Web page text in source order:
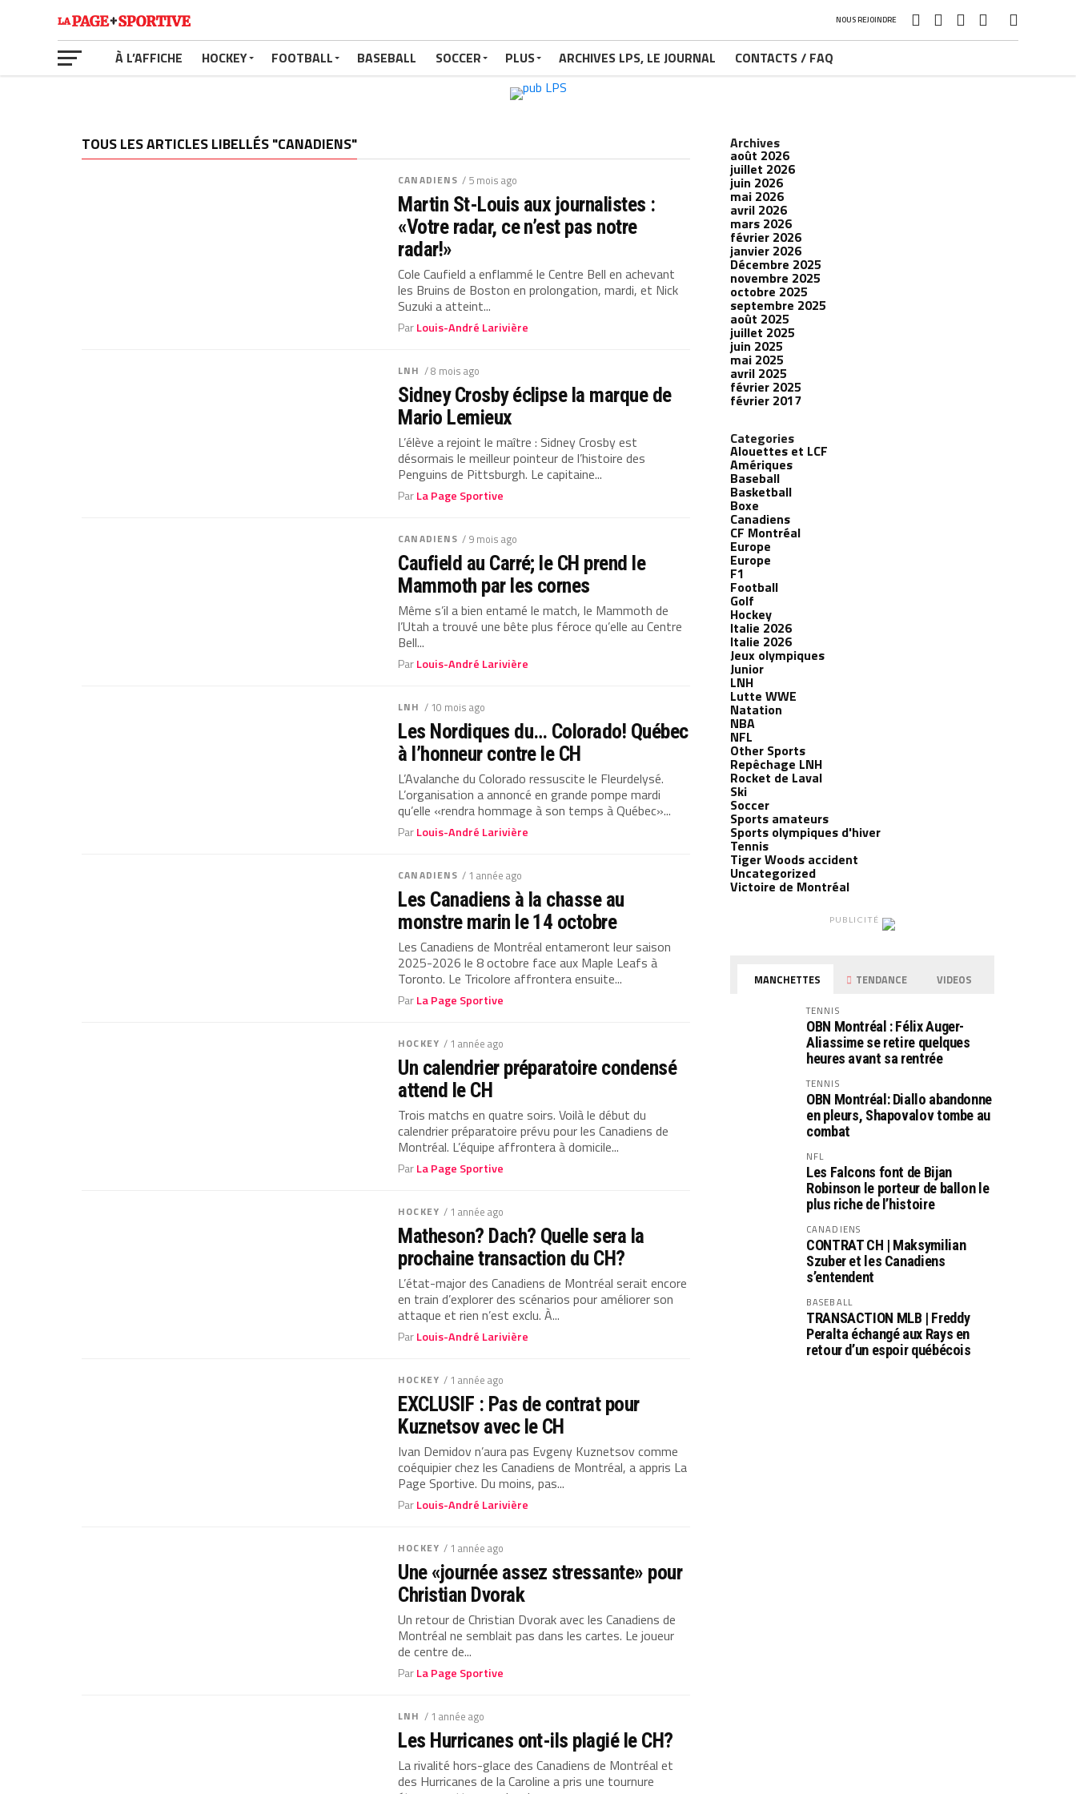
NOUS REJOINDRE
À L’AFFICHE HOCKEY FOOTBALL BASEBALL SOCCER PLUS ARCHIVES LPS, LE JOURNAL CONTACTS / FAQ
TOUS LES ARTICLES LIBELLÉS "CANADIENS"
CANADIENS / 5 mois ago
Martin St-Louis aux journalistes :
«Votre radar, ce n’est pas notre
radar!»
Cole Caufield a enflammé le Centre Bell en achevant
les Bruins de Boston en prolongation, mardi, et Nick
Suzuki a atteint...
ParLouis-André Larivière
LNH / 8 mois ago
Sidney Crosby éclipse la marque de
Mario Lemieux
L’élève a rejoint le maître : Sidney Crosby est
désormais le meilleur pointeur de l’histoire des
Penguins de Pittsburgh. Le capitaine...
ParLa Page Sportive
CANADIENS / 9 mois ago
Caufield au Carré; le CH prend le
Mammoth par les cornes
Même s’il a bien entamé le match, le Mammoth de
l’Utah a trouvé une bête plus féroce qu’elle au Centre
Bell...
ParLouis-André Larivière
LNH / 10 mois ago
Les Nordiques du… Colorado! Québec
à l’honneur contre le CH
L’Avalanche du Colorado ressuscite le Fleurdelysé.
L’organisation a annoncé en grande pompe mardi
qu’elle «rendra hommage à son temps à Québec»...
ParLouis-André Larivière
CANADIENS / 1 année ago
Les Canadiens à la chasse au
monstre marin le 14 octobre
Les Canadiens de Montréal entameront leur saison
2025-2026 le 8 octobre face aux Maple Leafs à
Toronto. Le Tricolore affrontera ensuite...
ParLa Page Sportive
HOCKEY / 1 année ago
Un calendrier préparatoire condensé
attend le CH
Trois matchs en quatre soirs. Voilà le début du
calendrier préparatoire prévu pour les Canadiens de
Montréal. L’équipe affrontera à domicile...
ParLa Page Sportive
HOCKEY / 1 année ago
Matheson? Dach? Quelle sera la
prochaine transaction du CH?
L’état-major des Canadiens de Montréal serait encore
en train d’explorer des scénarios pour améliorer son
attaque et rien n’est exclu. À...
ParLouis-André Larivière
HOCKEY / 1 année ago
EXCLUSIF : Pas de contrat pour
Kuznetsov avec le CH
Ivan Demidov n’aura pas Evgeny Kuznetsov comme
coéquipier chez les Canadiens de Montréal, a appris La
Page Sportive. Du moins, pas...
ParLouis-André Larivière
HOCKEY / 1 année ago
Une «journée assez stressante» pour
Christian Dvorak
Un retour de Christian Dvorak avec les Canadiens de
Montréal ne semblait pas dans les cartes. Le joueur
de centre de...
ParLa Page Sportive
LNH / 1 année ago
Les Hurricanes ont-ils plagié le CH?
La rivalité hors-glace des Canadiens de Montréal et
des Hurricanes de la Caroline a pris une tournure
Archives
août 2026
juillet 2026
juin 2026
mai 2026
avril 2026
mars 2026
février 2026
janvier 2026
Décembre 2025
novembre 2025
octobre 2025
septembre 2025
août 2025
juillet 2025
juin 2025
mai 2025
avril 2025
février 2025
février 2017
Categories
Alouettes et LCF
Amériques
Baseball
Basketball
Boxe
Canadiens
CF Montréal
Europe
Europe
F1
Football
Golf
Hockey
Italie 2026
Italie 2026
Jeux olympiques
Junior
LNH
Lutte WWE
Natation
NBA
NFL
Other Sports
Repêchage LNH
Rocket de Laval
Ski
Soccer
Sports amateurs
Sports olympiques d'hiver
Tennis
Tiger Woods accident
Uncategorized
Victoire de Montréal
PUBLICITÉ
MANCHETTES TENDANCE VIDEOS
TENNIS
OBN Montréal : Félix Auger-
Aliassime se retire quelques
heures avant sa rentrée
TENNIS
OBN Montréal: Diallo abandonne
en pleurs, Shapovalov tombe au
combat
NFL
Les Falcons font de Bijan
Robinson le porteur de ballon le
plus riche de l’histoire
CANADIENS
CONTRAT CH | Maksymilian
Szuber et les Canadiens
s’entendent
BASEBALL
TRANSACTION MLB | Freddy
Peralta échangé aux Rays en
retour d’un espoir québécois